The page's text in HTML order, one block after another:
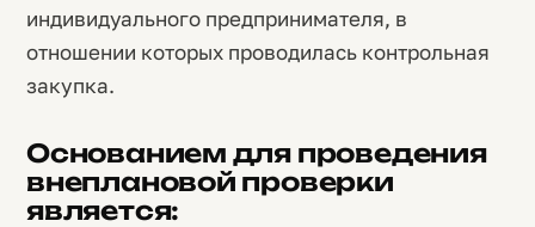
индивидуального предпринимателя, в
отношении которых проводилась контрольная
закупка.
Основанием для проведения
внеплановой проверки
является: